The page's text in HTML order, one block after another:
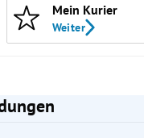
Mein Kurier
Weiter